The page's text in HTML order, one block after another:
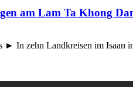
am Lam Ta Khong
In zehn Landkreisen im Isaan